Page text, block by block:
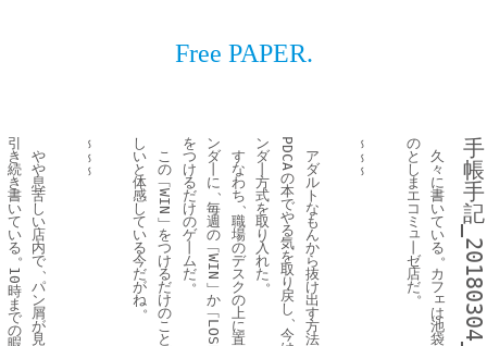
Free PAPER.
手
帳
手
記
_20180304_
久
々
に
書
い
て
い
る。
カ
フ
ェ
は
池
袋
の
と
し
ま
エ
コ
ミ
ュ
ゼ
店
だ。
～
～
～
ア
ダ
ル
ト
な
も
ん
か
ら
抜
け
出
す
方
法
PDCA
の
本
で
や
る
気
を
取
り
戻
し、
今
ン
ダ
方
式
を
取
り
入
れ
た。
す
な
わ
ち、
職
場
の
デ
ス
ク
の
上
に
置
ン
ダ
に、
毎
週
の
﹁
WIN
﹂
か
﹁
LOSE
を
つ
け
る
だ
け
の
ゲ
ム
だ。
こ
の
﹁
WIN
﹂
を
つ
け
る
だ
け
の
こ
と
し
い
と
体
感
し
て
い
る
今
だ
が
ね。
～
～
～
や
や
息
苦
し
い
店
内
で、
パ
ン
屑
が
見
引
き
続
き
書
い
て
い
る。
10
時
ま
で
の